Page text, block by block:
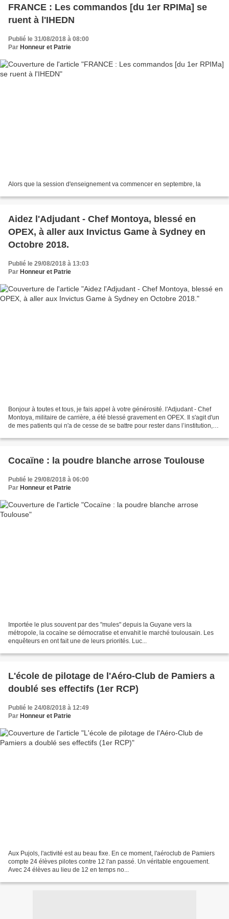
FRANCE : Les commandos [du 1er RPIMa] se
ruent à l'IHEDN
Publié le 31/08/2018 à 08:00
Par Honneur et Patrie
Alors que la session d'enseignement va commencer en septembre, la
Aidez l'Adjudant - Chef Montoya, blessé en
OPEX, à aller aux Invictus Game à Sydney en
Octobre 2018.
Publié le 29/08/2018 à 13:03
Par Honneur et Patrie
Bonjour à toutes et tous, je fais appel à votre générosité. l'Adjudant - Chef
Montoya, militaire de carrière, a été blessé gravement en OPEX. Il s'agit d'un
de mes patients qui n'a de cesse de se battre pour rester dans l’institution,
Cocaïne : la poudre blanche arrose Toulouse
Publié le 29/08/2018 à 06:00
Par Honneur et Patrie
Importée le plus souvent par des "mules" depuis la Guyane vers la
métropole, la cocaïne se démocratise et envahit le marché toulousain. Les
enquêteurs en ont fait une de leurs priorités. Luc...
L'école de pilotage de l'Aéro-Club de Pamiers a
doublé ses effectifs (1er RCP)
Publié le 24/08/2018 à 12:49
Par Honneur et Patrie
Aux Pujols, l'activité est au beau fixe. En ce moment, l'aéroclub de Pamiers
compte 24 élèves pilotes contre 12 l'an passé. Un véritable engouement.
Avec 24 élèves au lieu de 12 en temps no...